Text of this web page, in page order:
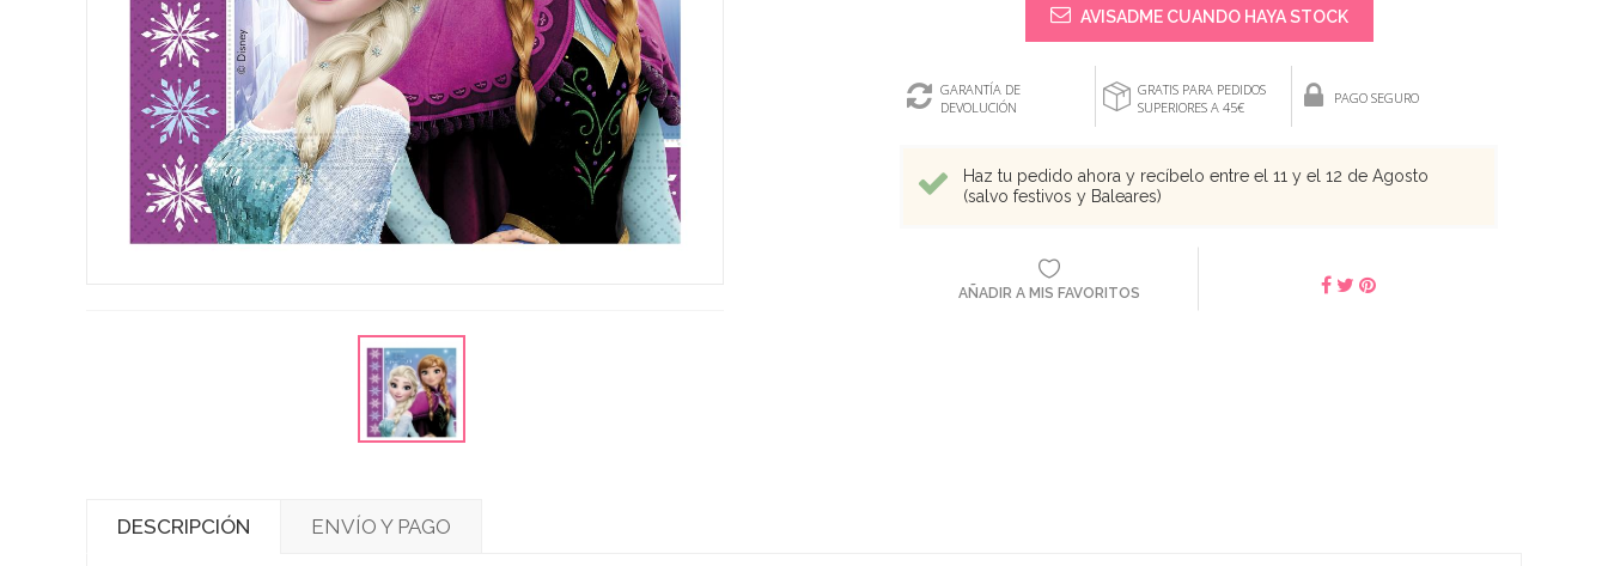
AVISADME CUANDO HAYA STOCK
GARANTÍA DE
DEVOLUCIÓN
GRATIS PARA PEDIDOS
SUPERIORES A 45€
PAGO SEGURO
Haz tu pedido ahora y recíbelo entre el 11 y el 12 de Agosto
(salvo festivos y Baleares)
AÑADIR A MIS FAVORITOS
DESCRIPCIÓN ENVÍO Y PAGO